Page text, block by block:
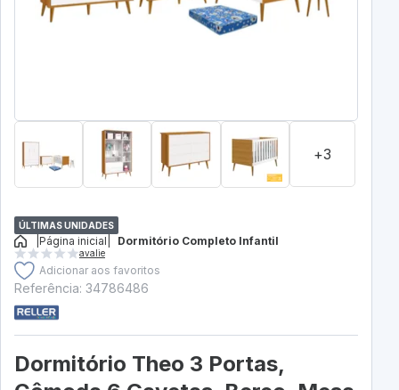
+3
ÚLTIMAS UNIDADES
Página inicial Dormitório Completo Infantil
avalie
Adicionar aos favoritos
Referência: 34786486
Dormitório Theo 3 Portas,